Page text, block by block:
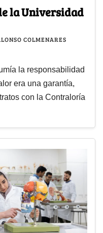
la Universidad
COLMENARES
la responsabilidad
era una garantía,
con la Contraloría